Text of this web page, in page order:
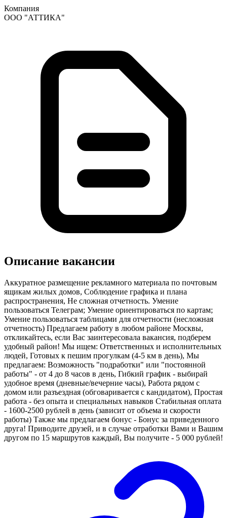
Компания
ООО "АТТИКА"
Описание вакансии
Аккуратное размещение рекламного материала по почтовым
ящикам жилых домов, Соблюдение графика и плана
распространения, Не сложная отчетность. Умение
пользоваться Телеграм; Умение ориентироваться по картам;
Умение пользоваться таблицами для отчетности (несложная
отчетность) Предлагаем работу в любом районе Москвы,
откликайтесь, если Вас заинтересовала вакансия, подберем
удобный район! Мы ищем: Ответственных и исполнительных
людей, Готовых к пешим прогулкам (4-5 км в день), Мы
предлагаем: Возможность "подработки" или "постоянной
работы" - от 4 до 8 часов в день, Гибкий график - выбирай
удобное время (дневные/вечерние часы), Работа рядом с
домом или разъездная (обговаривается с кандидатом), Простая
работа - без опыта и специальных навыков Стабильная оплата
- 1600-2500 рублей в день (зависит от объема и скорости
работы) Также мы предлагаем бонус - Бонус за приведенного
друга! Приводите друзей, и в случае отработки Вами и Вашим
другом по 15 маршрутов каждый, Вы получите - 5 000 рублей!